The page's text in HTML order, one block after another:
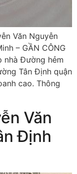
Văn Nguyễn
– GẦN CÔNG
nhà Đường hẻm
Tân Định quận
cao. Thông
Văn
Định